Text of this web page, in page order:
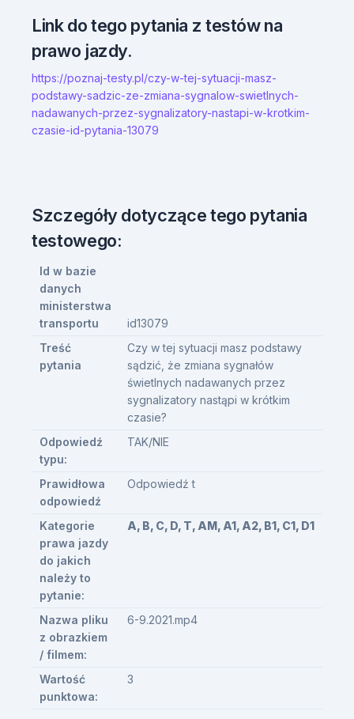
Link do tego pytania z testów na
prawo jazdy.
https://poznaj-testy.pl/czy-w-tej-sytuacji-masz-
podstawy-sadzic-ze-zmiana-sygnalow-swietlnych-
nadawanych-przez-sygnalizatory-nastapi-w-krotkim-
czasie-id-pytania-13079
Szczegóły dotyczące tego pytania
testowego:
Id w bazie
danych
ministerstwa
transportu
id13079
Treść
pytania
Czy w tej sytuacji masz podstawy
sądzić, że zmiana sygnałów
świetlnych nadawanych przez
sygnalizatory nastąpi w krótkim
czasie?
Odpowiedź
typu:
TAK/NIE
Prawidłowa
odpowiedź
Odpowiedź t
Kategorie
prawa jazdy
do jakich
należy to
pytanie:
A, B, C, D, T, AM, A1, A2, B1, C1, D1
Nazwa pliku
z obrazkiem
/ filmem:
6-9.2021.mp4
Wartość
punktowa:
3